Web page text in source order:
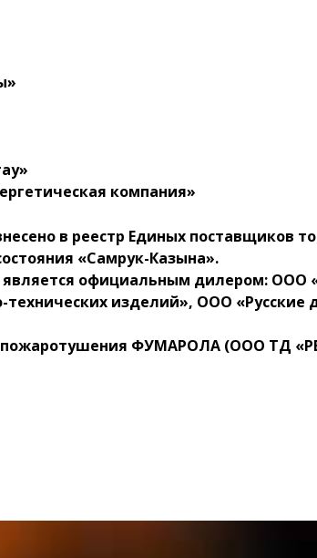
компания»
в реестр Единых поставщиков
«Самрук-Казына».
является официальным дилером: ООО
технических изделий», ООО
ФУМАРОЛА (ООО ТД